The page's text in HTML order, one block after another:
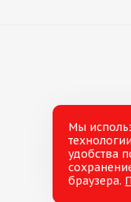
Мы
удобства
браузера.